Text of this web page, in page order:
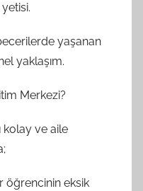
yaşanan
yaklaşım.
Merkezi?
kolay ve aile
öğrencinin eksik